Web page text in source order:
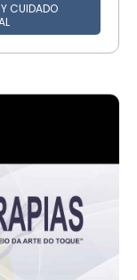
Y CUIDADO